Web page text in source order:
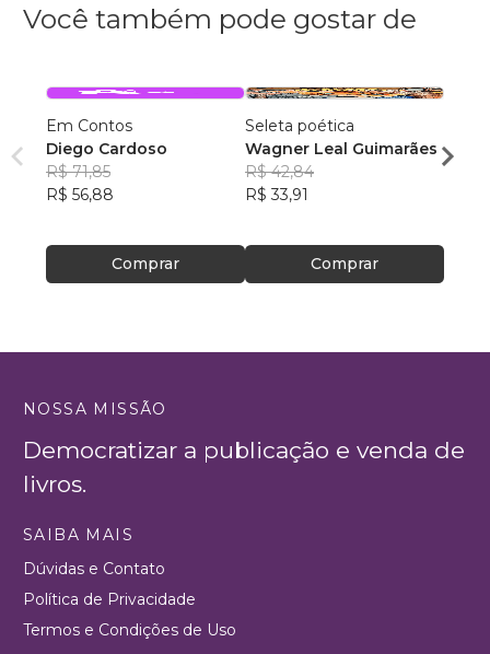
Você também pode gostar de
Em Contos
Diego Cardoso
R$ 71,85
R$ 56,88
Comprar
Seleta poética
Wagner Leal Guimarães
R$ 42,84
R$ 33,91
Comprar
ainda
Carla
NOSSA MISSÃO
Democratizar a publicação e venda de
livros.
SAIBA MAIS
Dúvidas e Contato
Política de Privacidade
Termos e Condições de Uso